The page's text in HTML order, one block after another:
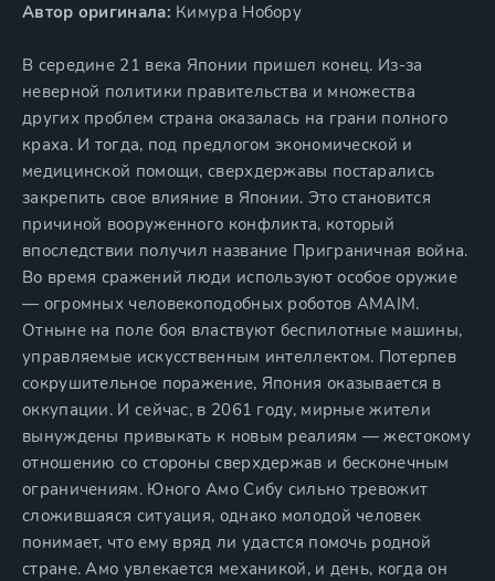
Автор оригинала: Кимура Нобору
В середине 21 века Японии пришел конец. Из-за
неверной политики правительства и множества
других проблем страна оказалась на грани полного
краха. И тогда, под предлогом экономической и
медицинской помощи, сверхдержавы постарались
закрепить свое влияние в Японии. Это становится
причиной вооруженного конфликта, который
впоследствии получил название Приграничная война.
Во время сражений люди используют особое оружие
— огромных человекоподобных роботов AMAIM.
Отныне на поле боя властвуют беспилотные машины,
управляемые искусственным интеллектом. Потерпев
сокрушительное поражение, Япония оказывается в
оккупации. И сейчас, в 2061 году, мирные жители
вынуждены привыкать к новым реалиям — жестокому
отношению со стороны сверхдержав и бесконечным
ограничениям. Юного Амо Сибу сильно тревожит
сложившаяся ситуация, однако молодой человек
понимает, что ему вряд ли удастся помочь родной
стране. Амо увлекается механикой, и день, когда он